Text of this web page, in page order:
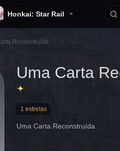
Honkai: Star Rail
Reconstruída
Uma Carta
1 estrelas
Uma Carta Reconstruída